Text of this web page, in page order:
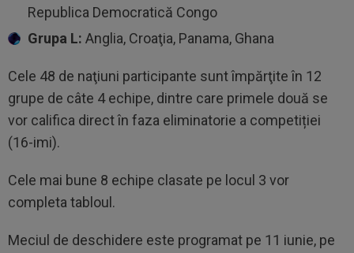
Republica Democratică Congo
Grupa L: Anglia, Croaţia, Panama, Ghana
Cele 48 de naţiuni participante sunt împărţite în 12
grupe de câte 4 echipe, dintre care primele două se
vor califica direct în faza eliminatorie a competiției
(16-imi).
Cele mai bune 8 echipe clasate pe locul 3 vor
completa tabloul.
Meciul de deschidere este programat pe 11 iunie, pe